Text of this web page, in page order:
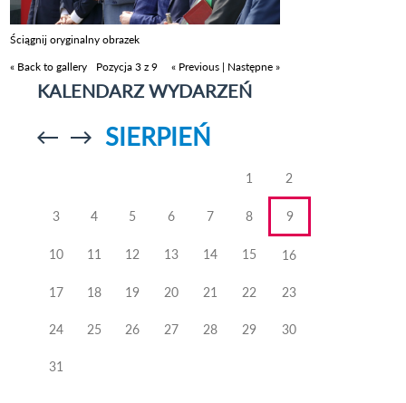
Ściągnij oryginalny obrazek
« Back to gallery
Pozycja 3 z 9 « Previous | Następne »
KALENDARZ WYDARZEŃ
Przejdź doPrzejdź do
SIERPIEŃ
1 2
3 4 5 6 7 8 9
10 11 12 13 14 15 16
17 18 19 20 21 22 23
24 25 26 27 28 29 30
31